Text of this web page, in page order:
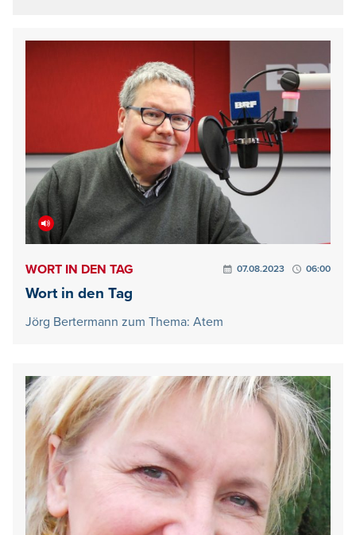
WORT IN DEN TAG 07.08.2023 06:00
Wort in den Tag
Jörg Bertermann zum Thema: Atem